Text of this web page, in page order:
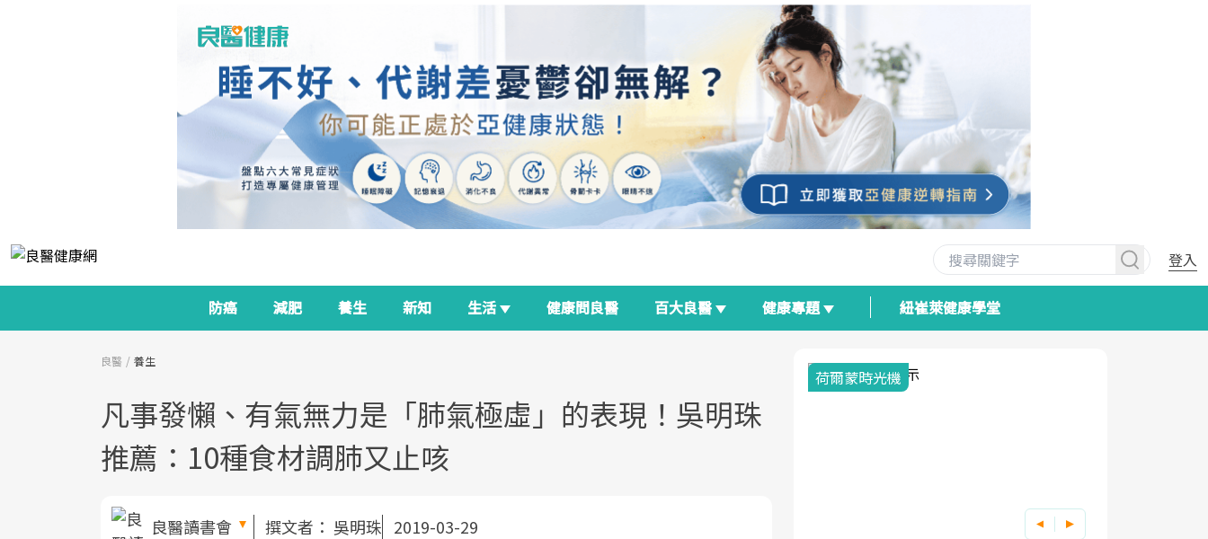
登入
防癌 減肥 養生 新知 生活 健康問良醫 百大良醫 健康專題 紐崔萊健康學堂
良醫 養生
凡事發懶、有氣無力是「肺氣極虛」的表現！吳明珠
推薦：10種食材調肺又止咳
良醫讀書會 撰文者： 吳明珠 2019-03-29
荷爾蒙時光機